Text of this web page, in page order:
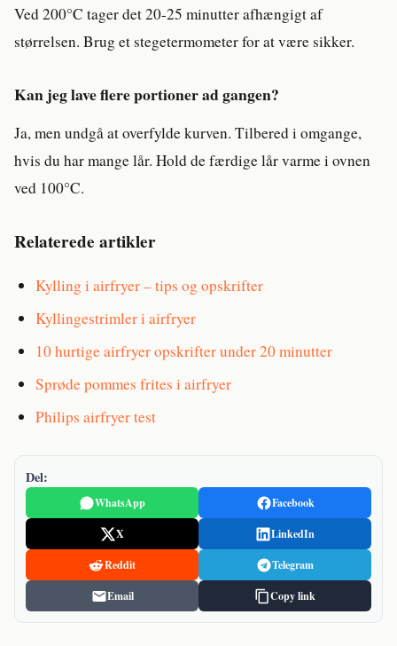
Ved 200°C tager det 20-25 minutter afhængigt af
størrelsen. Brug et stegetermometer for at være sikker.
Kan jeg lave flere portioner ad gangen?
Ja, men undgå at overfylde kurven. Tilbered i omgange,
hvis du har mange lår. Hold de færdige lår varme i ovnen
ved 100°C.
Relaterede artikler
Kylling i airfryer – tips og opskrifter
Kyllingestrimler i airfryer
10 hurtige airfryer opskrifter under 20 minutter
Sprøde pommes frites i airfryer
Philips airfryer test
Del:
WhatsApp Facebook
X LinkedIn
Reddit Telegram
Email Copy link